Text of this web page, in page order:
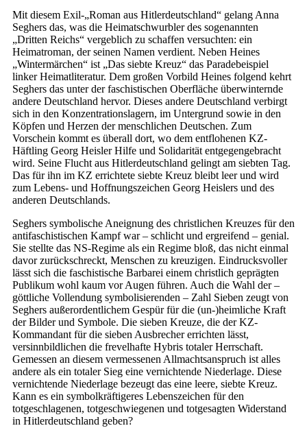
Mit diesem Exil-„Roman aus Hitlerdeutschland“ gelang Anna
Seghers das, was die Heimatschwurbler des sogenannten
„Dritten Reichs“ vergeblich zu schaffen versuchten: ein
Heimatroman, der seinen Namen verdient. Neben Heines
„Wintermärchen“ ist „Das siebte Kreuz“ das Paradebeispiel
linker Heimatliteratur. Dem großen Vorbild Heines folgend kehrt
Seghers das unter der faschistischen Oberfläche überwinternde
andere Deutschland hervor. Dieses andere Deutschland verbirgt
sich in den Konzentrationslagern, im Untergrund sowie in den
Köpfen und Herzen der menschlichen Deutschen. Zum
Vorschein kommt es überall dort, wo dem entflohenen KZ-
Häftling Georg Heisler Hilfe und Solidarität entgegengebracht
wird. Seine Flucht aus Hitlerdeutschland gelingt am siebten Tag.
Das für ihn im KZ errichtete siebte Kreuz bleibt leer und wird
zum Lebens- und Hoffnungszeichen Georg Heislers und des
anderen Deutschlands.
Seghers symbolische Aneignung des christlichen Kreuzes für den
antifaschistischen Kampf war – schlicht und ergreifend – genial.
Sie stellte das NS-Regime als ein Regime bloß, das nicht einmal
davor zurückschreckt, Menschen zu kreuzigen. Eindrucksvoller
lässt sich die faschistische Barbarei einem christlich geprägten
Publikum wohl kaum vor Augen führen. Auch die Wahl der –
göttliche Vollendung symbolisierenden – Zahl Sieben zeugt von
Seghers außerordentlichem Gespür für die (un-)heimliche Kraft
der Bilder und Symbole. Die sieben Kreuze, die der KZ-
Kommandant für die sieben Ausbrecher errichten lässt,
versinnbildlichen die frevelhafte Hybris totaler Herrschaft.
Gemessen an diesem vermessenen Allmachtsanspruch ist alles
andere als ein totaler Sieg eine vernichtende Niederlage. Diese
vernichtende Niederlage bezeugt das eine leere, siebte Kreuz.
Kann es ein symbolkräftigeres Lebenszeichen für den
totgeschlagenen, totgeschwiegenen und totgesagten Widerstand
in Hitlerdeutschland geben?